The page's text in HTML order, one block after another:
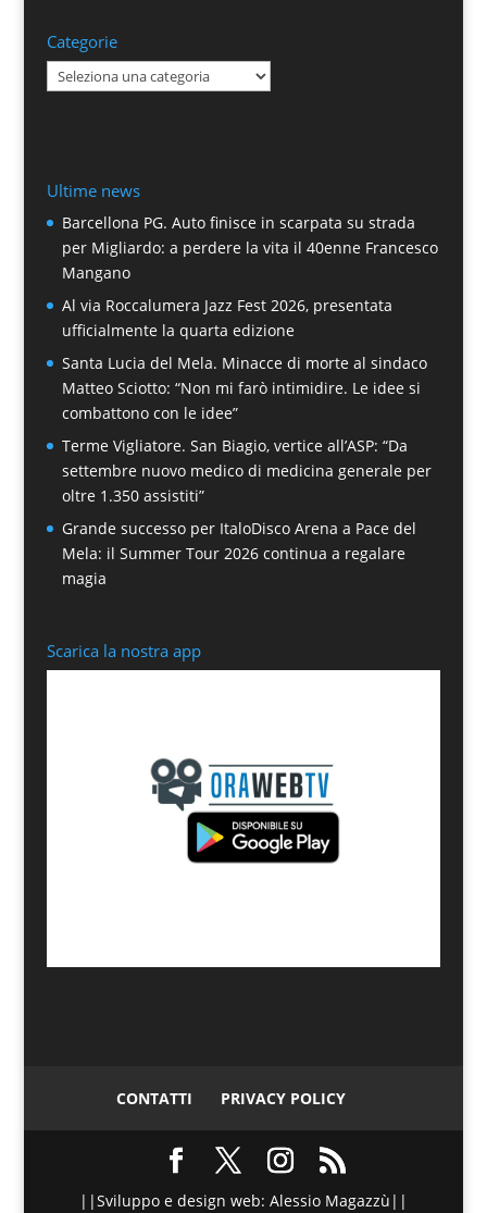
Categorie
Categorie
Ultime news
Barcellona PG. Auto finisce in scarpata su strada
per Migliardo: a perdere la vita il 40enne Francesco
Mangano
Al via Roccalumera Jazz Fest 2026, presentata
ufficialmente la quarta edizione
Santa Lucia del Mela. Minacce di morte al sindaco
Matteo Sciotto: “Non mi farò intimidire. Le idee si
combattono con le idee”
Terme Vigliatore. San Biagio, vertice all’ASP: “Da
settembre nuovo medico di medicina generale per
oltre 1.350 assistiti”
Grande successo per ItaloDisco Arena a Pace del
Mela: il Summer Tour 2026 continua a regalare
magia
Scarica la nostra app
CONTATTI PRIVACY POLICY
||Sviluppo e design web: Alessio Magazzù||